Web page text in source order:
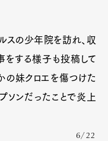
スの少年院を訪れ、収
する様子も投稿して
の妹クロエを傷つけた
ソンだったことで炎上
6/22